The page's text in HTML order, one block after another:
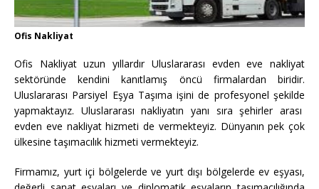
Ofis Nakliyat
Ofis Nakliyat uzun yıllardır Uluslararası evden eve nakliyat
sektöründe kendini kanıtlamış öncü firmalardan biridir.
Uluslararası Parsiyel Eşya Taşıma işini de profesyonel şekilde
yapmaktayız. Uluslararası nakliyatın yanı sıra şehirler arası
evden eve nakliyat hizmeti de vermekteyiz. Dünyanın pek çok
ülkesine taşımacılık hizmeti vermekteyiz.
Firmamız, yurt içi bölgelerde ve yurt dışı bölgelerde ev eşyası,